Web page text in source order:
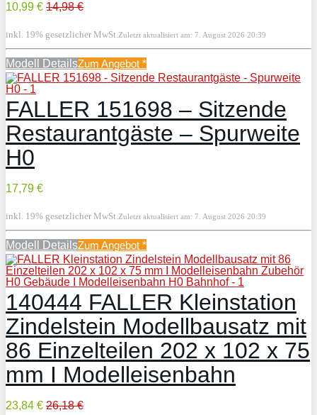
10,99 € 14,98 €
inkl. 19% gesetzlicher MwSt.Zuletzt aktualisiert am: 7. August 2026 20:39
Modell DetailsZum Angebot *
FALLER 151698 – Sitzende
Restaurantgäste – Spurweite
H0
17,79 €
inkl. 19% gesetzlicher MwSt.Zuletzt aktualisiert am: 7. August 2026 20:39
Modell DetailsZum Angebot *
140444 FALLER Kleinstation
Zindelstein Modellbausatz mit
86 Einzelteilen 202 x 102 x 75
mm I Modelleisenbahn
23,84 € 26,18 €